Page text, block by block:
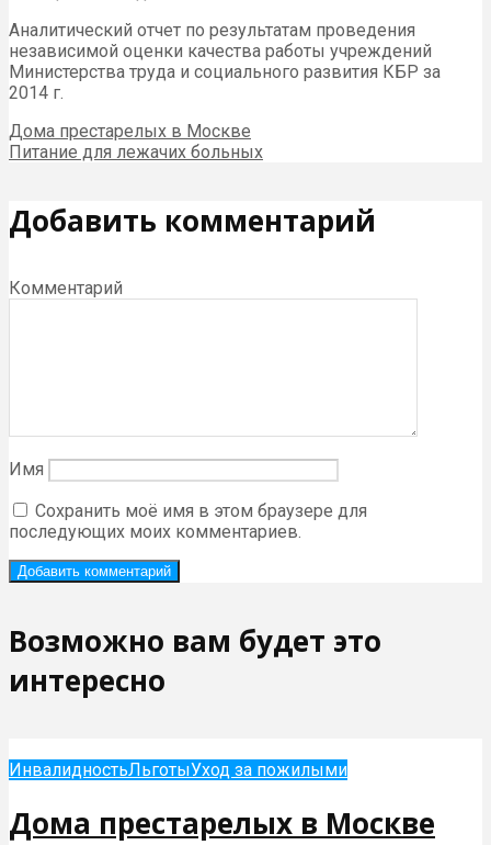
Аналитический отчет по результатам проведения
независимой оценки качества работы учреждений
Министерства труда и социального развития КБР за
2014 г.
Дома престарелых в Москве
Питание для лежачих больных
Добавить комментарий
Комментарий
Имя
Сохранить моё имя в этом браузере для
последующих моих комментариев.
Возможно вам будет это
интересно
ИнвалидностьЛьготыУход за пожилыми
Дома престарелых в Москве